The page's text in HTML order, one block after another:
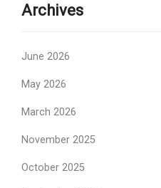
Archives
June 2026
May 2026
March 2026
November 2025
October 2025